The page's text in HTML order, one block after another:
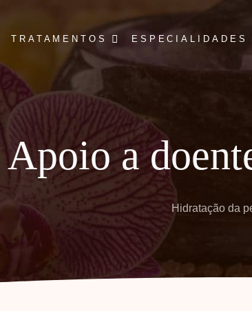
TRATAMENTOS ESPECIALIDADES
Apoio a
Hidratação da